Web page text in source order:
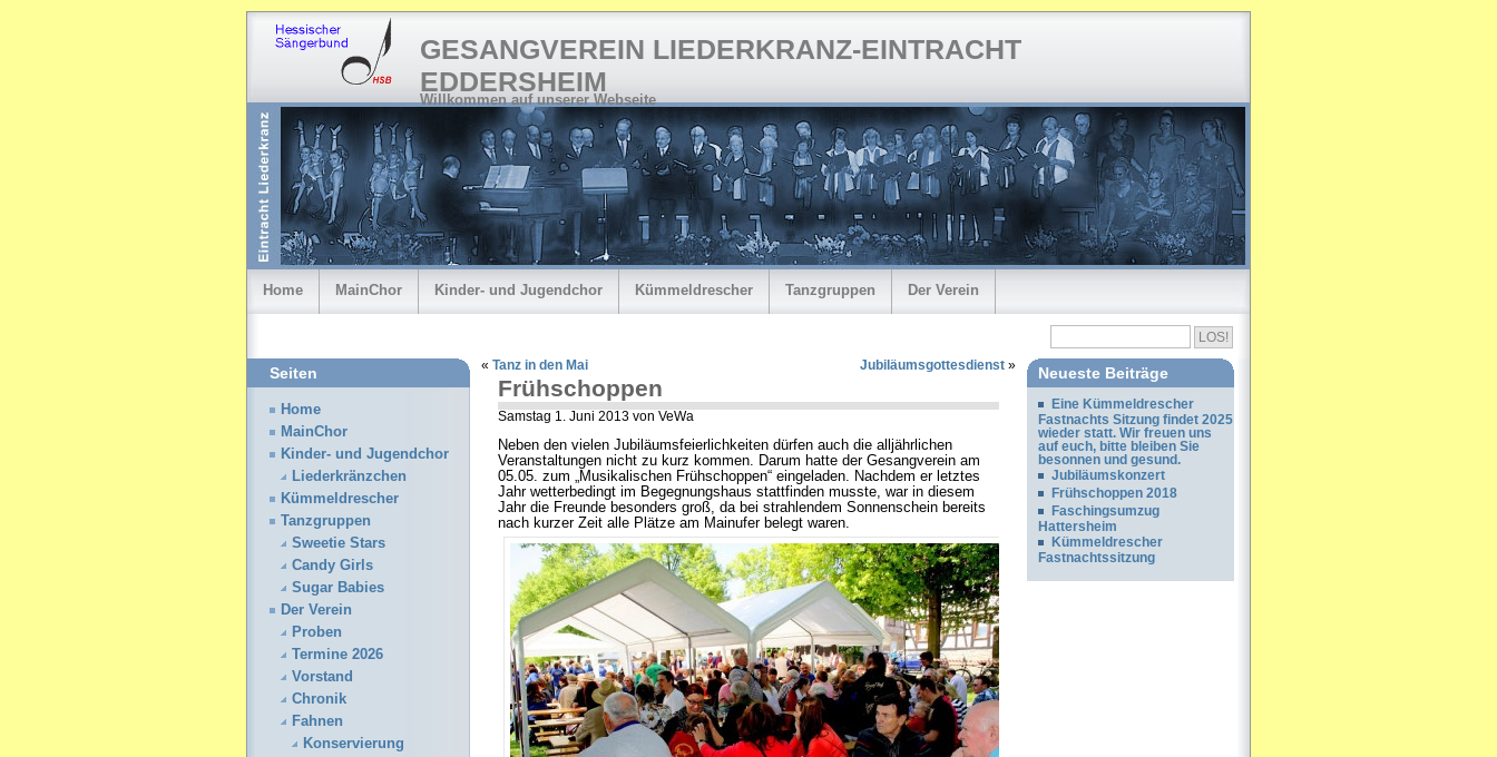
GESANGVEREIN LIEDERKRANZ-EINTRACHT
EDDERSHEIM
Willkommen auf unserer Webseite
Home MainChor Kinder- und Jugendchor Kümmeldrescher Tanzgruppen Der Verein
« Tanz in den Mai Jubiläumsgottesdienst »
Frühschoppen
Samstag 1. Juni 2013 von VeWa
Neben den vielen Jubiläumsfeierlichkeiten dürfen auch die alljährlichen
Veranstaltungen nicht zu kurz kommen. Darum hatte der Gesangverein am
05.05. zum „Musikalischen Frühschoppen“ eingeladen. Nachdem er letztes
Jahr wetterbedingt im Begegnungshaus stattfinden musste, war in diesem
Jahr die Freunde besonders groß, da bei strahlendem Sonnenschein bereits
nach kurzer Zeit alle Plätze am Mainufer belegt waren.
Seiten
Home
MainChor
Kinder- und Jugendchor
Liederkränzchen
Kümmeldrescher
Tanzgruppen
Sweetie Stars
Candy Girls
Sugar Babies
Der Verein
Proben
Termine 2026
Vorstand
Chronik
Fahnen
Konservierung
Neueste Beiträge
Eine Kümmeldrescher
Fastnachts Sitzung findet 2025
wieder statt. Wir freuen uns
auf euch, bitte bleiben Sie
besonnen und gesund.
Jubiläumskonzert
Frühschoppen 2018
Faschingsumzug
Hattersheim
Kümmeldrescher
Fastnachtssitzung